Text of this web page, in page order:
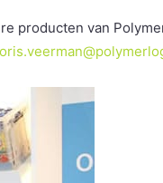
producten van